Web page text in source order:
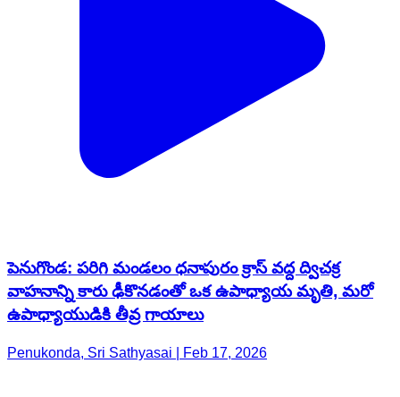
పెనుగొండ: పరిగి మండలం ధనాపురం క్రాస్ వద్ద ద్విచక్ర